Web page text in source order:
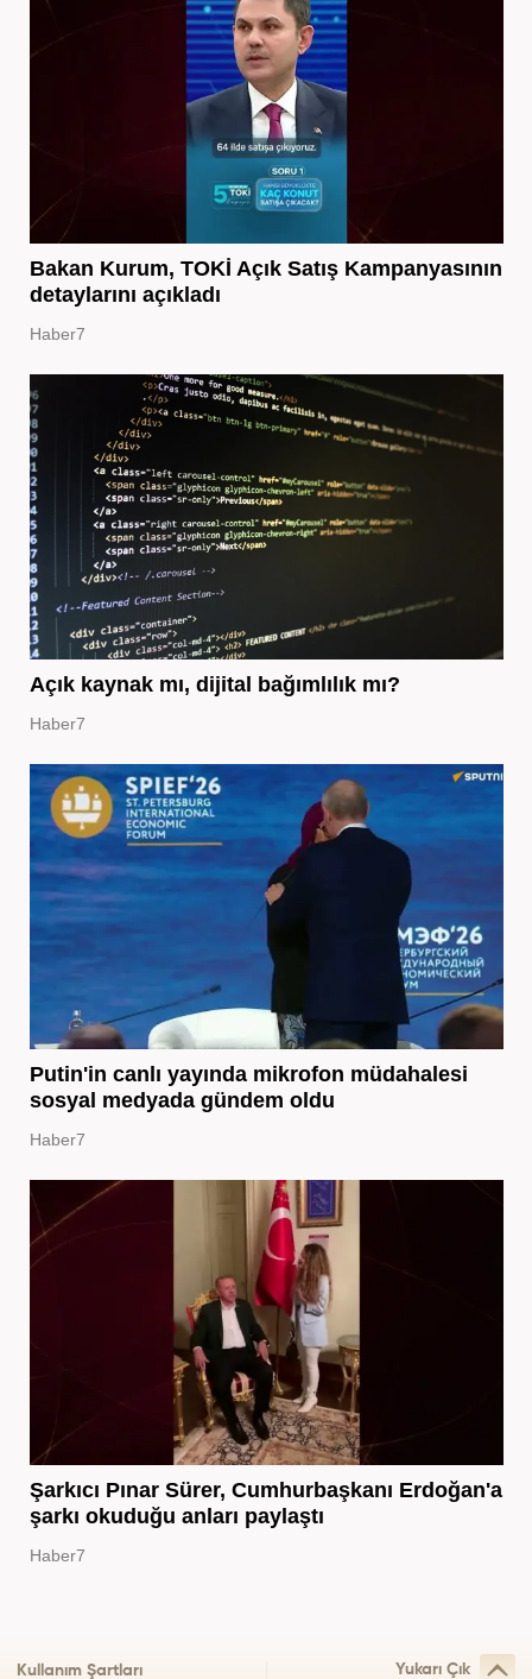
Bakan Kurum, TOKİ Açık Satış Kampanyasının
detaylarını açıkladı
Haber7
Açık kaynak mı, dijital bağımlılık mı?
Haber7
Putin'in canlı yayında mikrofon müdahalesi
sosyal medyada gündem oldu
Haber7
Şarkıcı Pınar Sürer, Cumhurbaşkanı Erdoğan'a
şarkı okuduğu anları paylaştı
Haber7
Kullanım Şartları Yukarı Çık